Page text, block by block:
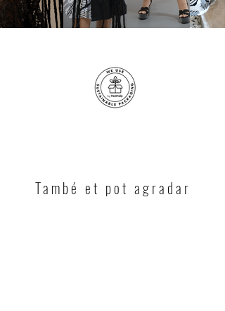
També et pot agradar